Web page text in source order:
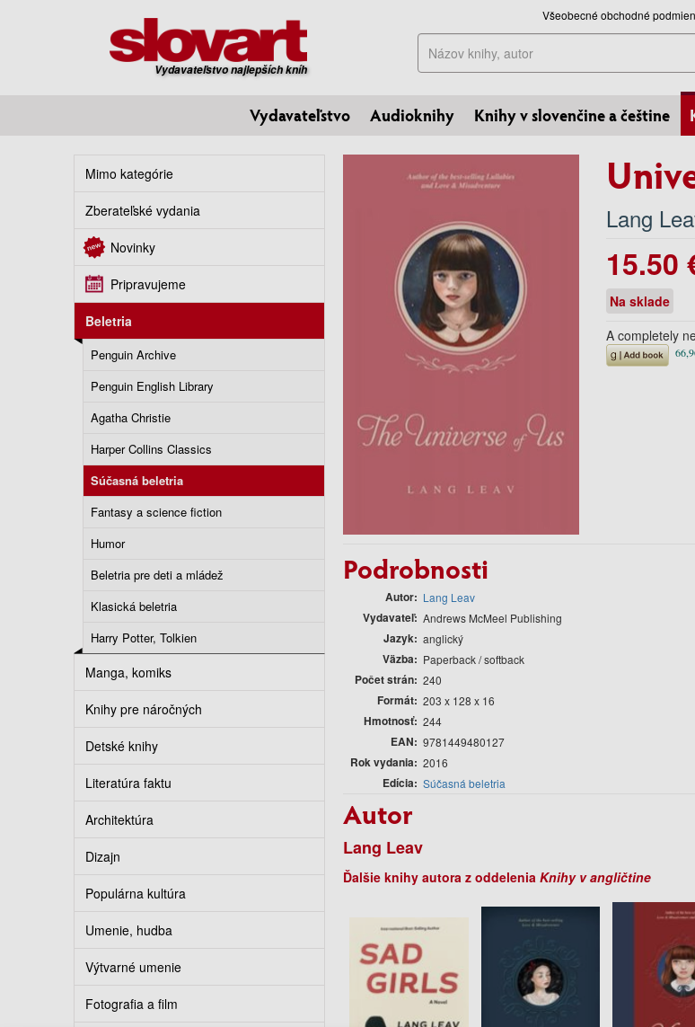
Vydavateľstvo najlepších kníh
Všeobecné obchodné
Hľadať
Vydavateľstvo Audioknihy Knihy v slovenčine a češtine
Mimo kategórie
Zberateľské vydania
Novinky
Pripravujeme
Beletria
Penguin Archive
Penguin English Library
Agatha Christie
Harper Collins Classics
Súčasná beletria
Fantasy a science fiction
Humor
Beletria pre deti a mládež
Klasická beletria
Harry Potter, Tolkien
Manga, komiks
Knihy pre náročných
Detské knihy
Literatúra faktu
Architektúra
Dizajn
Populárna kultúra
Umenie, hudba
Výtvarné umenie
Fotografia a film
Lang
15.50
Na sklade
A completely
Podrobnosti
Autor Lang Leav
Vydavateľ Andrews McMeel Publishing
Jazyk anglický
Väzba Paperback / softback
Počet strán 240
Formát 203 x 128 x 16
Hmotnosť 244
EAN 9781449480127
Rok vydania 2016
Edícia Súčasná beletria
Autor
Lang Leav
Ďalšie knihy autora z oddelenia Knihy v angličtine